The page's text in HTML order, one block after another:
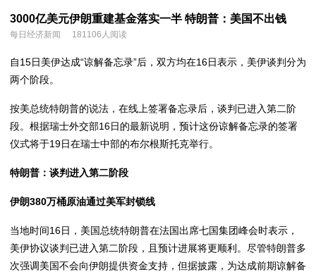
3000亿美元伊朗重建基金落实一半 特朗普：美国不出钱
每日经济新闻 181106人阅读
自15日美伊达成“谅解备忘录”后，双方均在16日表示，美伊谈判分为
两个阶段。
按美总统特朗普的说法，在线上签署备忘录后，谈判已进入第二阶
段。根据瑞士外交部16日的最新说明，预计这份谅解备忘录的签署
仪式将于19日在瑞士中部的布尔根斯托克举行。
特朗普：谈判进入第二阶段
伊朗380万桶原油通过美军封锁线
当地时间16日，美国总统特朗普在法国出席七国集团峰会时表示，
美伊协议谈判已进入第二阶段，且预计进展将更顺利。尽管特朗普多
次强调美国不会向伊朗提供资金支持，但据披露，为达成前期谅解备